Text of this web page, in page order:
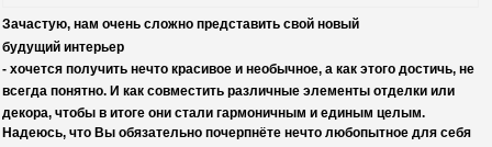
Зачастую, нам очень сложно представить свой новый
будущий интерьер
- хочется получить нечто красивое и необычное, а как этого достичь, не
всегда понятно. И как совместить различные элементы отделки или
декора, чтобы в итоге они стали гармоничным и единым целым.
Надеюсь, что Вы обязательно почерпнёте нечто любопытное для себя